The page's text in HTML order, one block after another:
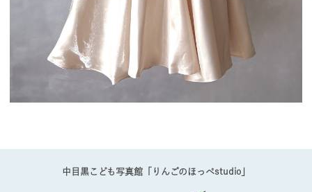
中目黒こども写真館「りんごのほっぺstudio」